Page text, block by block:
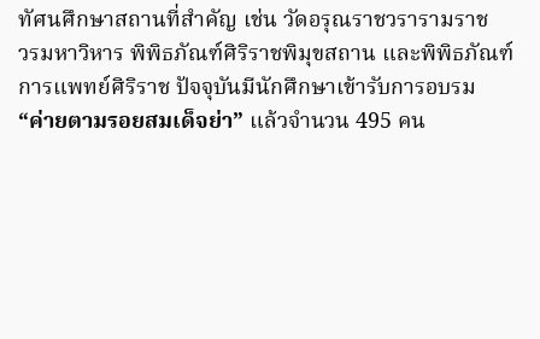
ทัศนศึกษาสถานที่สำคัญ เช่น วัดอรุณราชวรารามราช
วรมหาวิหาร พิพิธภัณฑ์ศิริราชพิมุขสถาน และพิพิธภัณฑ์
การแพทย์ศิริราช ปัจจุบันมีนักศึกษาเข้ารับการอบรม
“ค่ายตามรอยสมเด็จย่า” แล้วจำนวน 495 คน